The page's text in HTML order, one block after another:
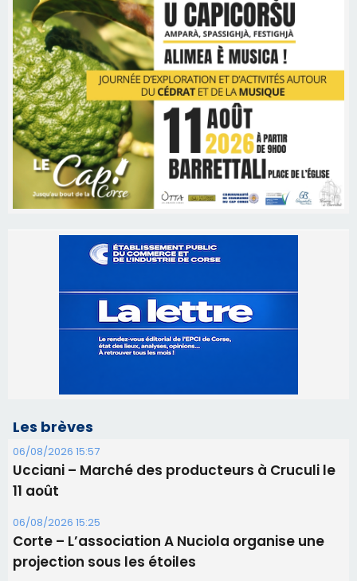
06/08/2026 15:57
Ucciani – Marché des producteurs à Cruculi le
Corte – L’association A Nuciola organise une
projection sous les étoiles
06/08/2026 15:04
Alata - Soirée Tango Argentin au stade de San
Benedetto
05/08/2026 09:53
Biguglia : messe de la Sainte-Marie et
procession le 14 août